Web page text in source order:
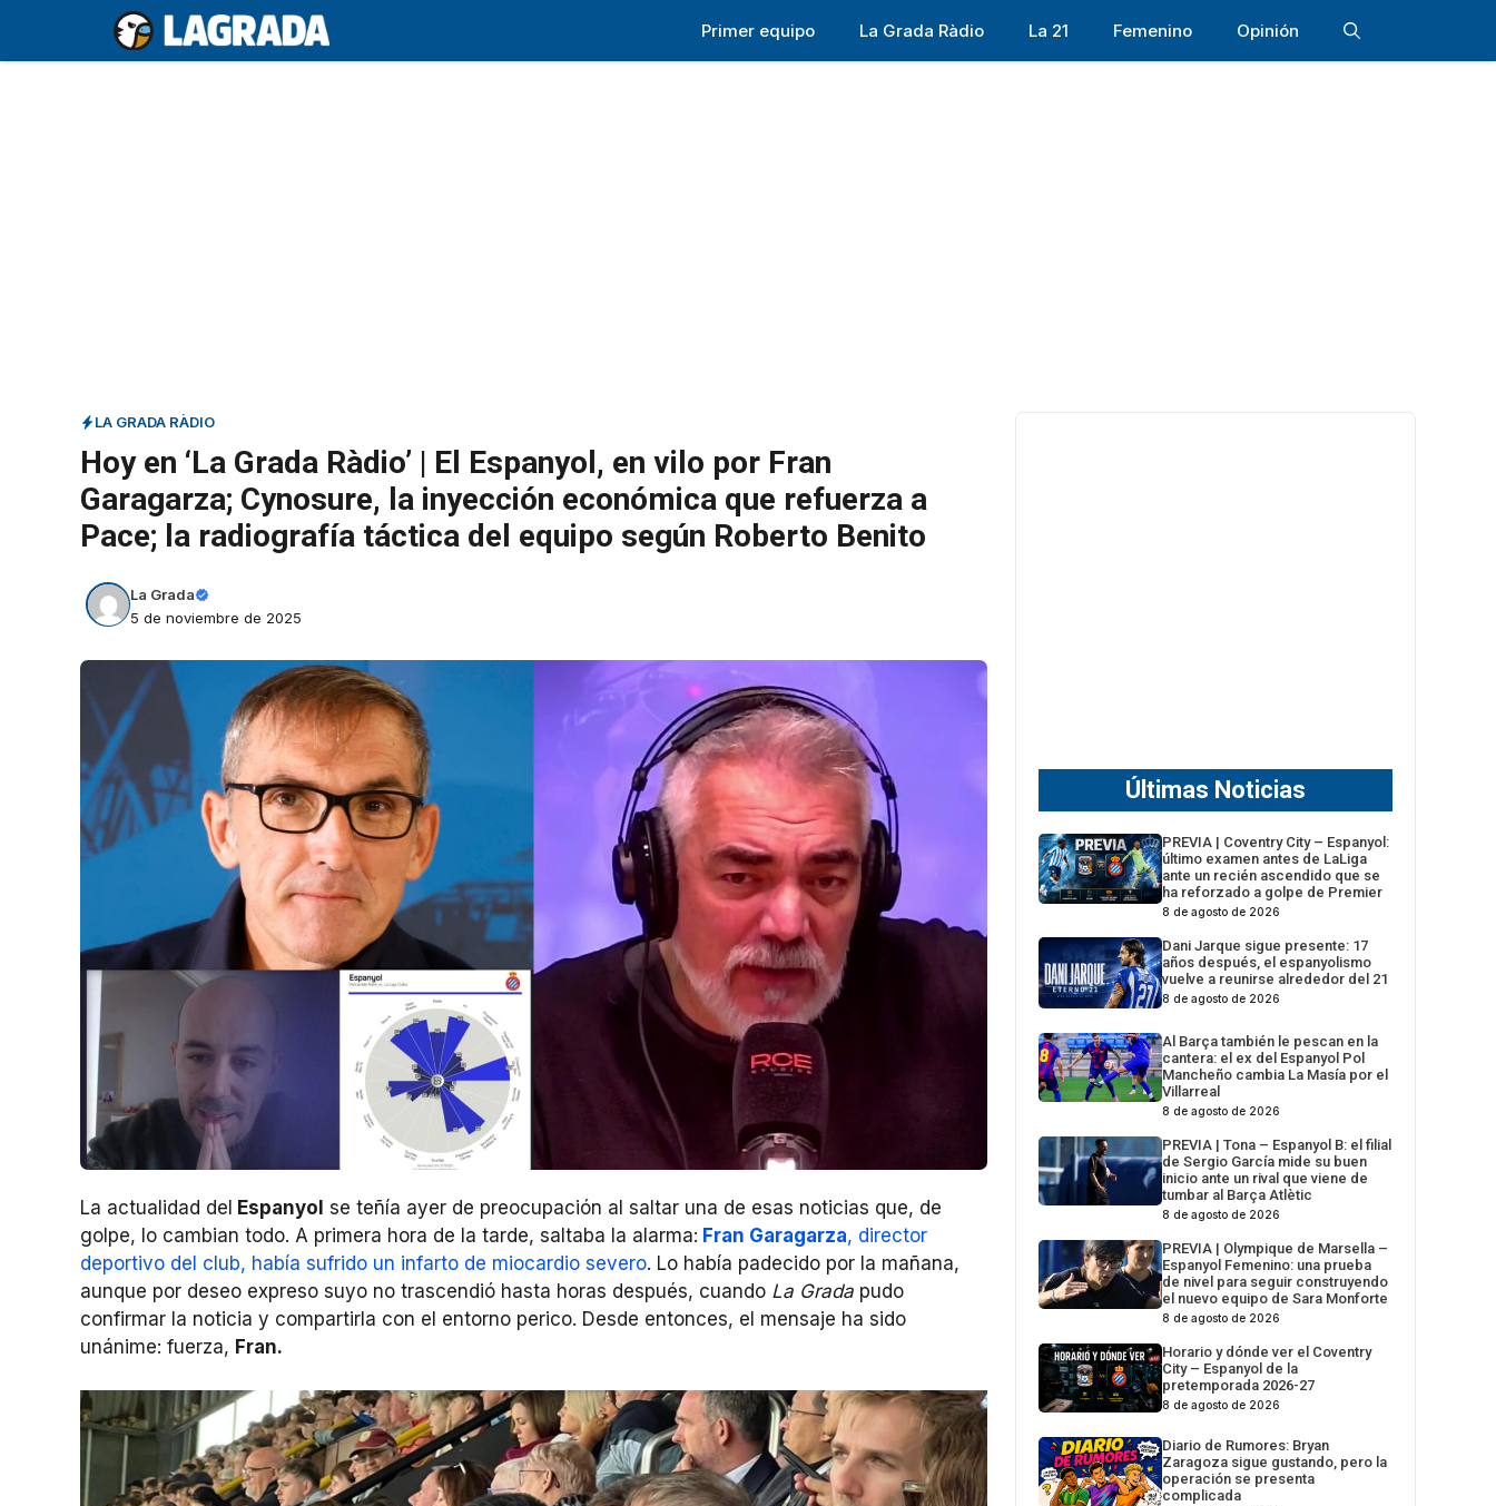
contenido
Primer equipo La Grada Ràdio La 21 Femenino Opinión
LA GRADA RÀDIO
Hoy en ‘La Grada Ràdio’ | El Espanyol, en vilo por Fran
Garagarza; Cynosure, la inyección económica que refuerza a
Pace; la radiografía táctica del equipo según Roberto Benito
La Grada
5 de noviembre de 2025
La actualidad del Espanyol se teñía ayer de preocupación al saltar una de esas noticias que, de
golpe, lo cambian todo. A primera hora de la tarde, saltaba la alarma: Fran Garagarza, director
deportivo del club, había sufrido un infarto de miocardio severo. Lo había padecido por la mañana,
aunque por deseo expreso suyo no trascendió hasta horas después, cuando La Grada pudo
confirmar la noticia y compartirla con el entorno perico. Desde entonces, el mensaje ha sido
unánime: fuerza, Fran.
Últimas Noticias
PREVIA | Coventry City – Espanyol:
último examen antes de LaLiga
ante un recién ascendido que se
ha reforzado a golpe de Premier
8 de agosto de 2026
Dani Jarque sigue presente: 17
años después, el espanyolismo
vuelve a reunirse alrededor del 21
8 de agosto de 2026
Al Barça también le pescan en la
cantera: el ex del Espanyol Pol
Mancheño cambia La Masía por el
Villarreal
8 de agosto de 2026
PREVIA | Tona – Espanyol B: el filial
de Sergio García mide su buen
inicio ante un rival que viene de
tumbar al Barça Atlètic
8 de agosto de 2026
PREVIA | Olympique de Marsella –
Espanyol Femenino: una prueba
de nivel para seguir construyendo
el nuevo equipo de Sara Monforte
8 de agosto de 2026
Horario y dónde ver el Coventry
City – Espanyol de la
pretemporada 2026-27
8 de agosto de 2026
Diario de Rumores: Bryan
Zaragoza sigue gustando, pero la
operación se presenta
complicada